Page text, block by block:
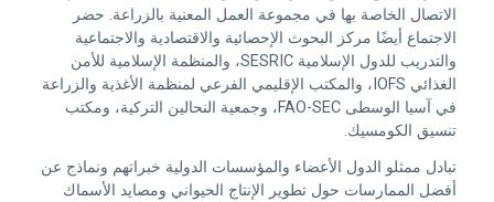
الاتصال الخاصة بها في مجموعة العمل المعنية بالزراعة. حضر
الاجتماع أيضًا مركز البحوث الإحصائية والاقتصادية والاجتماعية
والتدريب للدول الإسلامية SESRIC، والمنظمة الإسلامية للأمن
الغذائي IOFS، والمكتب الإقليمي الفرعي لمنظمة الأغذية والزراعة
في آسيا الوسطى FAO-SEC، وجمعية النحالين التركية، ومكتب
تنسيق الكومسيك.
تبادل ممثلو الدول الأعضاء والمؤسسات الدولية خبراتهم ونماذج عن
أفضل الممارسات حول تطوير الإنتاج الحيواني ومصايد الأسماك